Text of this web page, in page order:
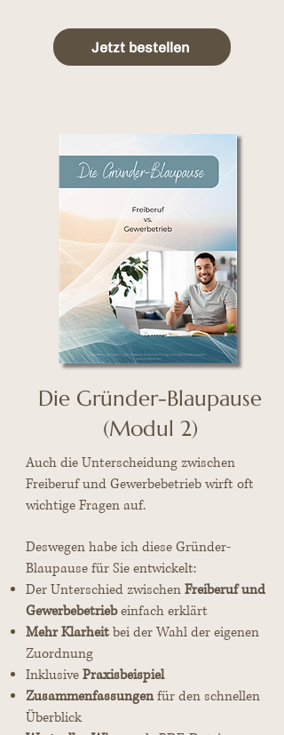
Jetzt bestellen
Die Gründer-Blaupause
(Modul 2)
Auch die Unterscheidung zwischen
Freiberuf und Gewerbebetrieb wirft oft
wichtige Fragen auf.
Deswegen habe ich diese Gründer-
Blaupause für Sie entwickelt:
Der Unterschied zwischenFreiberuf und
Gewerbebetriebeinfach erklärt
Mehr Klarheitbei der Wahl der eigenen
Zuordnung
InklusivePraxisbeispiel
Zusammenfassungenfür den schnellen
Überblick